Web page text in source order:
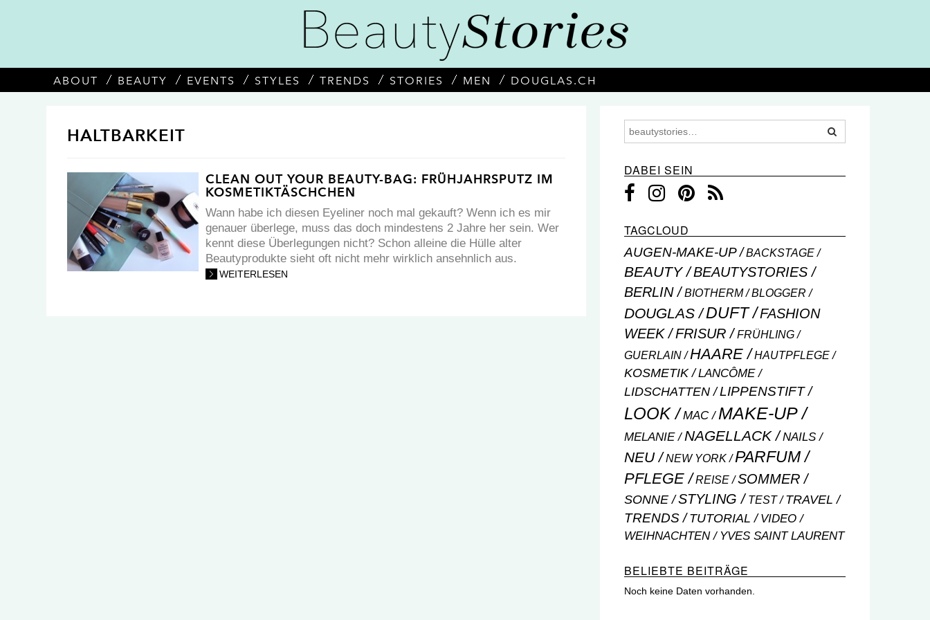
ABOUT BEAUTY EVENTS STYLES TRENDS STORIES MEN DOUGLAS.CH
HALTBARKEIT
CLEAN OUT YOUR BEAUTY-BAG: FRÜHJAHRSPUTZ IM
KOSMETIKTÄSCHCHEN
Wann habe ich diesen Eyeliner noch mal gekauft? Wenn ich es mir
genauer überlege, muss das doch mindestens 2 Jahre her sein. Wer
kennt diese Überlegungen nicht? Schon alleine die Hülle alter
Beautyprodukte sieht oft nicht mehr wirklich ansehnlich aus.
WEITERLESEN
DABEI SEIN
TAGCLOUD
AUGEN-MAKE-UP BACKSTAGE
BEAUTY
BEAUTYSTORIES
BERLIN
BIOTHERM BLOGGER
DOUGLAS DUFT
FASHION
WEEK
FRISUR FRÜHLING
GUERLAIN HAARE HAUTPFLEGE
KOSMETIK
LANCÔME
LIDSCHATTEN
LIPPENSTIFT
LOOK MAC MAKE-UP
MELANIE NAGELLACK NAILS
NEU NEW YORK PARFUM
PFLEGE REISE SOMMER
SONNE STYLING TEST TRAVEL
TRENDS TUTORIAL VIDEO
WEIHNACHTEN YVES SAINT LAURENT
BELIEBTE BEITRÄGE
Noch keine Daten vorhanden.